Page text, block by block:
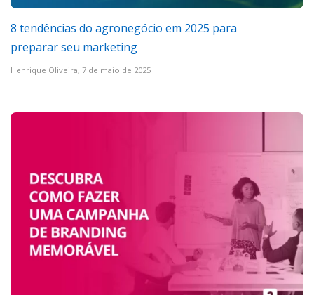
8 tendências do agronegócio em 2025 para
preparar seu marketing
Henrique Oliveira, 7 de maio de 2025